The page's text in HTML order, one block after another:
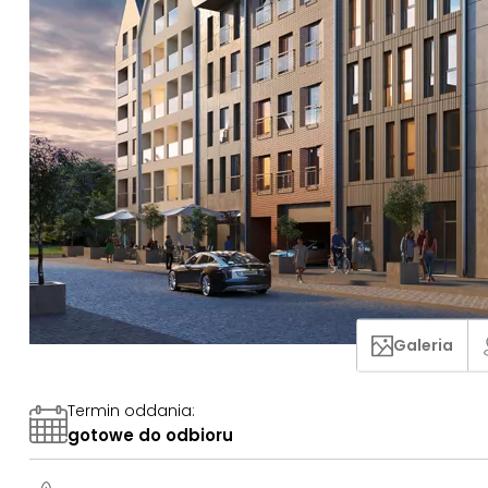
Galeria
Termin oddania:
gotowe do odbioru